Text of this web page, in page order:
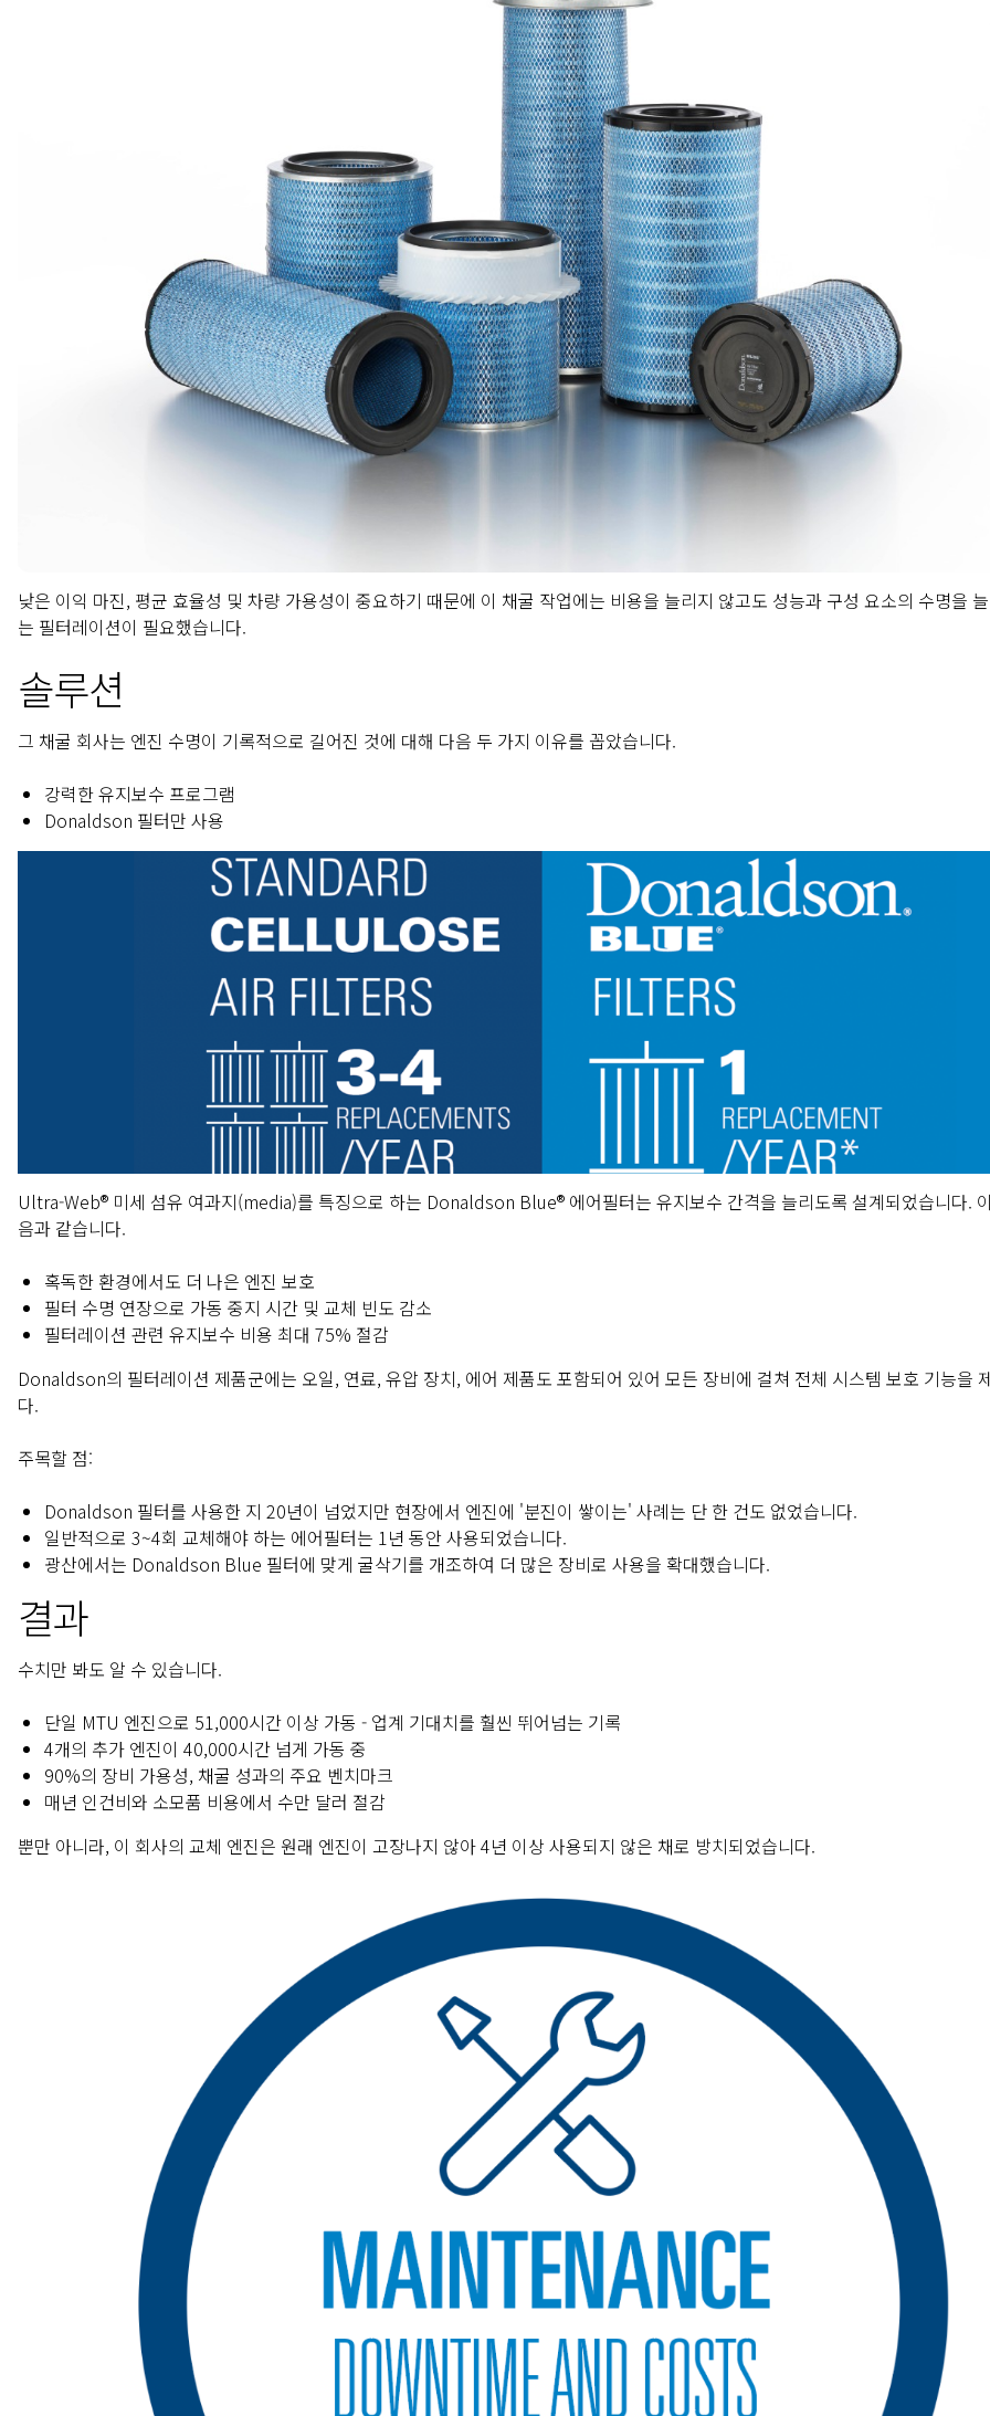
낮은 이익 마진, 평균 효율성 및 차량 가용성이 중요하기 때문에 이 채굴 작업에는 비용을 늘리지 않고도 성능과 구성 요소의 수명을
는 필터레이션이 필요했습니다.
솔루션
그 채굴 회사는 엔진 수명이 기록적으로 길어진 것에 대해 다음 두 가지 이유를 꼽았습니다.
강력한 유지보수 프로그램
Donaldson 필터만 사용
Ultra-Web® 미세 섬유 여과지(media)를 특징으로 하는 Donaldson Blue® 에어필터는 유지보수 간격을 늘리도록 설계되었습니다.
음과 같습니다.
혹독한 환경에서도 더 나은 엔진 보호
필터 수명 연장으로 가동 중지 시간 및 교체 빈도 감소
필터레이션 관련 유지보수 비용 최대 75% 절감
Donaldson의 필터레이션 제품군에는 오일, 연료, 유압 장치, 에어 제품도 포함되어 있어 모든 장비에 걸쳐 전체 시스템 보호 기능을
다.
주목할 점:
Donaldson 필터를 사용한 지 20년이 넘었지만 현장에서 엔진에 '분진이 쌓이는' 사례는 단 한 건도 없었습니다.
일반적으로 3~4회 교체해야 하는 에어필터는 1년 동안 사용되었습니다.
광산에서는 Donaldson Blue 필터에 맞게 굴삭기를 개조하여 더 많은 장비로 사용을 확대했습니다.
결과
수치만 봐도 알 수 있습니다.
단일 MTU 엔진으로 51,000시간 이상 가동 - 업계 기대치를 훨씬 뛰어넘는 기록
4개의 추가 엔진이 40,000시간 넘게 가동 중
90%의 장비 가용성, 채굴 성과의 주요 벤치마크
매년 인건비와 소모품 비용에서 수만 달러 절감
뿐만 아니라, 이 회사의 교체 엔진은 원래 엔진이 고장나지 않아 4년 이상 사용되지 않은 채로 방치되었습니다.